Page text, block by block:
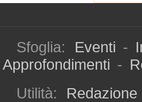
Sfoglia: Eventi -
Approfondimenti -
Utilità:
Redazione